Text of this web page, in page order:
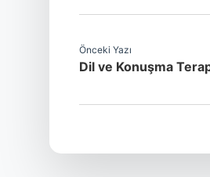
Önceki Yazı
Dil ve Konuşma